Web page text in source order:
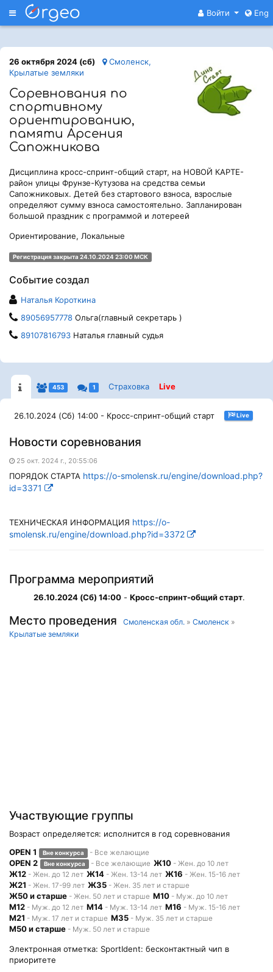
Меню Войти Eng
26 октября 2024 (сб)
Смоленск,
Крылатые земляки
Соревнования по
спортивному
ориентированию,
памяти Арсения
Сапожникова
Дисциплина кросс-спринт-общий старт, на НОВОЙ КАРТЕ-
район улицы Фрунзе-Кутузова на средства семьи
Сапожниковых. Детей без стартового взноса, взрослые
определяют сумму взноса самостоятельно. Запланирован
большой праздник с программой и лотереей
Ориентирование, Локальные
Регистрация закрыта 24.10.2024 23:00 МСК
Событие создал
Наталья Короткина
89056957778 Ольга(главный секретарь )
89107816793 Наталья главный судья
453 1 Страховка Live
26.10.2024 (Сб) 14:00 - Кросс-спринт-общий старт Live
Новости соревнования
25 окт. 2024 г., 20:55:06
ПОРЯДОК СТАРТА https://o-smolensk.ru/engine/download.php?
id=3371
ТЕХНИЧЕСКАЯ ИНФОРМАЦИЯ https://o-
smolensk.ru/engine/download.php?id=3372
Программа мероприятий
26.10.2024 (Сб) 14:00 - Кросс-спринт-общий старт.
Место проведения Смоленская обл. » Смоленск »
Крылатые земляки
Участвующие группы
Возраст определяется: исполнится в год соревнования
OPEN 1
Вне конкурса - Все желающие
OPEN 2 Вне конкурса - Все желающие Ж10- Жен. до 10 лет
Ж12 - Жен. до 12 лет Ж14 - Жен. 13-14 лет Ж16 - Жен. 15-16 лет
Ж21 - Жен. 17-99 лет Ж35 - Жен. 35 лет и старше
Ж50 и старше - Жен. 50 лет и старше М10 - Муж. до 10 лет
М12 - Муж. до 12 лет М14 - Муж. 13-14 лет М16 - Муж. 15-16 лет
М21 - Муж. 17 лет и старше М35 - Муж. 35 лет и старше
М50 и старше - Муж. 50 лет и старше
Электронная отметка: SportIdent: бесконтактный чип в
приоритете